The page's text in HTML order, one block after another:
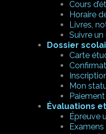
Cours
Horaire
Livres,
Suivre
Dossier
Carte
Mon
Évaluations
Épreuve